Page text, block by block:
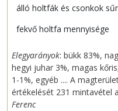
álló holtfák és csonkok
fekvő holtfa mennyisége
Elegyarányok: bükk 83%,
hegyi juhar 3%, magas
1-1%, egyéb .... A
értékelését 231 mintavétel
Ferenc